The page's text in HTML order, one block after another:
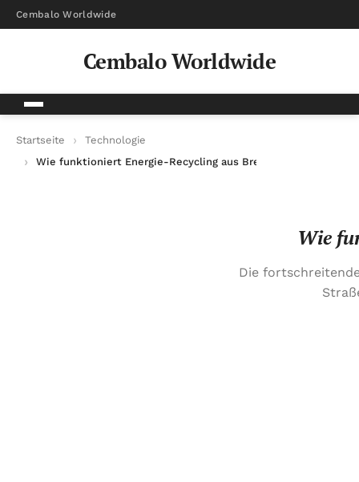
Cembalo Worldwide
Cembalo Worldwide
Startseite
Technologie
Wie funktioniert Energie-Recycling aus Bremsenergie?
Wie
Die